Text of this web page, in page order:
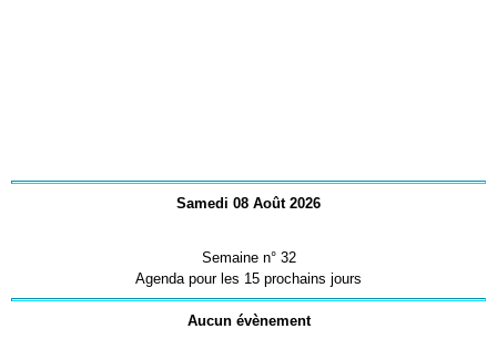
Samedi 08 Août 2026
Semaine n° 32
Agenda pour les 15 prochains jours
Aucun évènement